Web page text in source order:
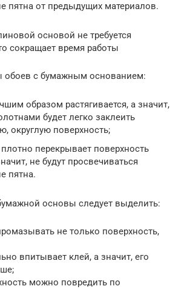
пятна от предыдущих материалов.
основой не требуется
сокращает время работы
с бумажным основанием:
образом растягивается, а значит,
будет легко заклеить
округлую поверхность;
перекрывает поверхность
не будут просвечиваться
пятна.
основы следует выделить:
не только поверхность,
впитывает клей, а значит, его
можно повредить по